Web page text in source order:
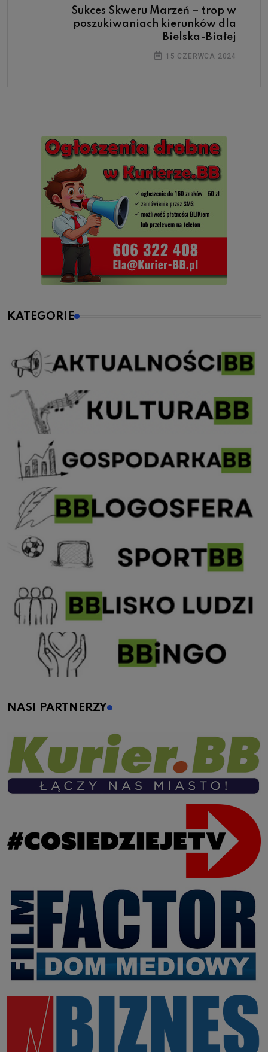
Sukces Skweru Marzeń – trop w
poszukiwaniach kierunków dla
Bielska-Białej
15 CZERWCA 2024
KATEGORIE
NASI PARTNERZY